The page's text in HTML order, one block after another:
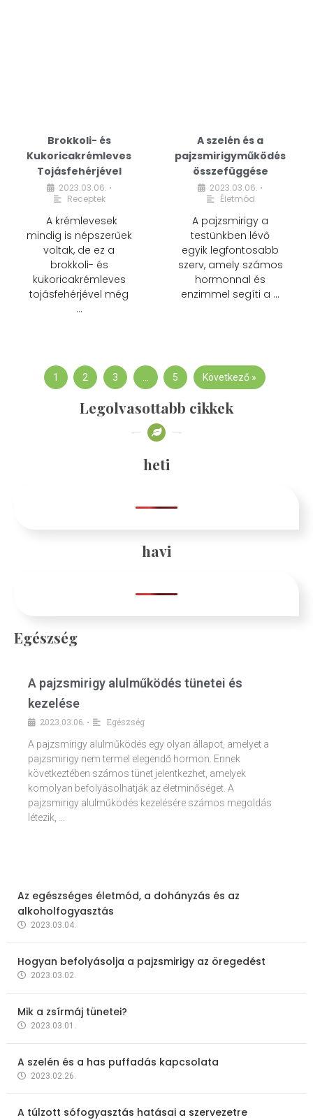
Brokkoli- és
Kukoricakrémleves
Tojásfehérjével
2023.03.06. •
Receptek
A krémlevesek
mindig is népszerűek
voltak, de ez a
brokkoli- és
kukoricakrémleves
tojásfehérjével még
…
A szelén és a
pajzsmirigyműködés
összefüggése
2023.03.06. •
Életmód
A pajzsmirigy a
testünkben lévő
egyik legfontosabb
szerv, amely számos
hormonnal és
enzimmel segíti a …
1 2 3 … 5 Következő »
Legolvasottabb cikkek
heti
havi
Egészség
A pajzsmirigy alulműködés tünetei és
kezelése
2023.03.06. •
Egészség
A pajzsmirigy alulműködés egy olyan állapot, amelyet a
pajzsmirigy nem termel elegendő hormon. Ennek
következtében számos tünet jelentkezhet, amelyek
komolyan befolyásolhatják az életminőséget. A
pajzsmirigy alulműködés kezelésére számos megoldás
létezik, …
Az egészséges életmód, a dohányzás és az
alkoholfogyasztás
2023.03.04.
Hogyan befolyásolja a pajzsmirigy az öregedést
2023.03.02.
Mik a zsírmáj tünetei?
2023.03.01.
A szelén és a has puffadás kapcsolata
2023.02.26.
A túlzott sófogyasztás hatásai a szervezetre